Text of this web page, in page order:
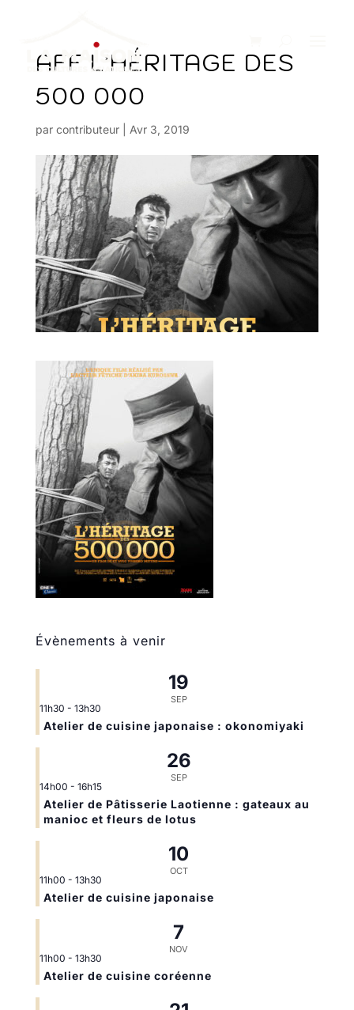
AFF L’HÉRITAGE DES
500 000
par contributeur| Avr 3, 2019
Évènements à venir
19
SEP
11h30 - 13h30
Atelier de cuisine japonaise : okonomiyaki
26
SEP
14h00 - 16h15
Atelier de Pâtisserie Laotienne : gateaux au
manioc et fleurs de lotus
10
OCT
11h00 - 13h30
Atelier de cuisine japonaise
7
NOV
11h00 - 13h30
Atelier de cuisine coréenne